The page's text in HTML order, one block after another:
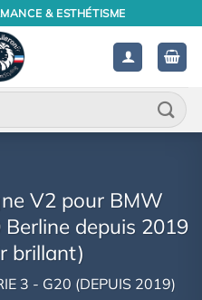
& ESTHÉTISME
V2 pour BMW
depuis 2019
brillant)
3 - G20 (DEPUIS 2019)